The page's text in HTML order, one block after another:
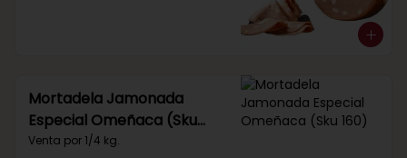
Mortadela Jamonada
Especial Omeñaca (Sku
160)
Venta por 1/4 kg.